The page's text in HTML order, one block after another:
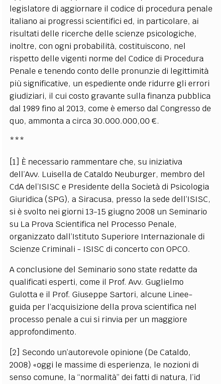
legislatore di aggiornare il codice di procedura penale
italiano ai progressi scientifici ed, in particolare, ai
risultati delle ricerche delle scienze psicologiche,
inoltre, con ogni probabilità, costituiscono, nel
rispetto delle vigenti norme del Codice di Procedura
Penale e tenendo conto delle pronunzie di legittimità
più significative, un espediente onde ridurre gli errori
giudiziari, il cui costo gravante sulla finanza pubblica
dal 1989 fino al 2013, come è emerso dal Congresso de
quo, ammonta a circa 30.000.000,00 €.
***
[1] È necessario rammentare che, su iniziativa
dell’Avv. Luisella de Cataldo Neuburger, membro del
CdA del’ISISC e Presidente della Società di Psicologia
Giuridica (SPG), a Siracusa, presso la sede dell’ISISC,
si è svolto nei giorni 13-15 giugno 2008 un Seminario
su La Prova Scientifica nel Processo Penale,
organizzato dall’Istituto Superiore Internazionale di
Scienze Criminali - ISISC di concerto con OPCO.
A conclusione del Seminario sono state redatte da
qualificati esperti, come il Prof. Avv. Guglielmo
Gulotta e il Prof. Giuseppe Sartori, alcune Linee-
guida per l’acquisizione della prova scientifica nel
processo penale a cui si rinvia per un maggiore
approfondimento.
[2] Secondo un’autorevole opinione (De Cataldo,
2008) «oggi le massime di esperienza, le nozioni di
senso comune, la “normalità” dei fatti di natura, l’id